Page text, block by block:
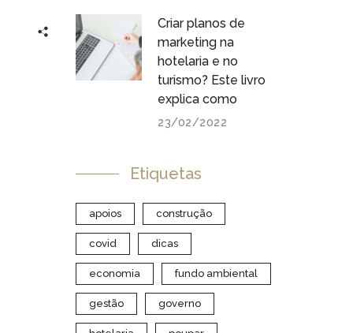
Criar planos de
marketing na
hotelaria e no
turismo? Este livro
explica como
23/02/2022
Etiquetas
apoios construção
covid dicas
economia fundo ambiental
gestão governo